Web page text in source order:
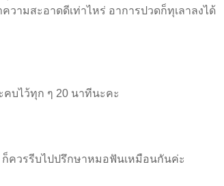
วามสะอาดดีเท่าไหร่ อาการปวดก็ทุเลาลงได้
คบไว้ทุก ๆ 20 นาทีนะคะ
ก็ควรรีบไปปรึกษาหมอฟันเหมือนกันค่ะ